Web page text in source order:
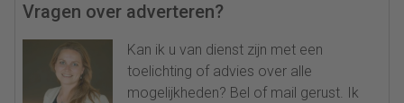
Vragen over adverteren?
Kan ik u van dienst zijn met een
toelichting of advies over alle
mogelijkheden? Bel of mail gerust. Ik